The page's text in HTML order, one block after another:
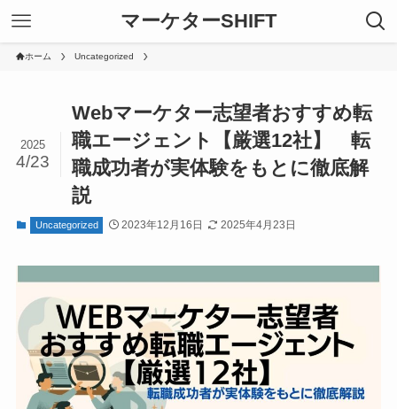
マーケターSHIFT
ホーム Uncategorized
Webマーケター志望者おすすめ転
職エージェント【厳選12社】 転
職成功者が実体験をもとに徹底解
説
2025
4/23
Uncategorized 2023年12月16日 2025年4月23日